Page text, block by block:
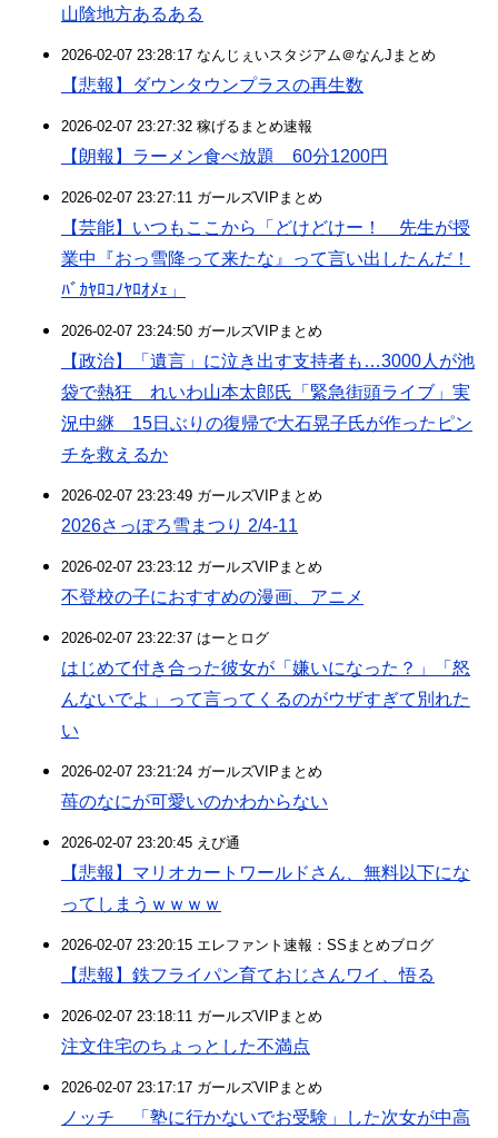
山陰地方あるある
2026-02-07 23:28:17 なんじぇいスタジアム＠なんJまとめ
【悲報】ダウンタウンプラスの再生数
2026-02-07 23:27:32 稼げるまとめ速報
【朗報】ラーメン食べ放題 60分1200円
2026-02-07 23:27:11 ガールズVIPまとめ
【芸能】いつもここから「どけどけー！ 先生が授
業中『おっ雪降って来たな』って言い出したんだ！
ﾊﾞｶﾔﾛｺﾉﾔﾛｵﾒｪ」
2026-02-07 23:24:50 ガールズVIPまとめ
【政治】「遺言」に泣き出す支持者も…3000人が池
袋で熱狂 れいわ山本太郎氏「緊急街頭ライブ」実
況中継 15日ぶりの復帰で大石晃子氏が作ったピン
チを救えるか
2026-02-07 23:23:49 ガールズVIPまとめ
2026さっぽろ雪まつり 2/4-11
2026-02-07 23:23:12 ガールズVIPまとめ
不登校の子におすすめの漫画、アニメ
2026-02-07 23:22:37 はーとログ
はじめて付き合った彼女が「嫌いになった？」「怒
んないでよ」って言ってくるのがウザすぎて別れた
い
2026-02-07 23:21:24 ガールズVIPまとめ
苺のなにが可愛いのかわからない
2026-02-07 23:20:45 えび通
【悲報】マリオカートワールドさん、無料以下にな
ってしまうｗｗｗｗ
2026-02-07 23:20:15 エレファント速報：SSまとめブログ
【悲報】鉄フライパン育ておじさんワイ、悟る
2026-02-07 23:18:11 ガールズVIPまとめ
注文住宅のちょっとした不満点
2026-02-07 23:17:17 ガールズVIPまとめ
ノッチ 「塾に行かないでお受験」した次女が中高